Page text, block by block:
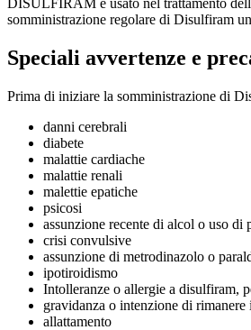
DISULFIRAM è usato nel trattamento
somministrazione regolare di Disulfiram
Speciali avvertenze e
Prima di iniziare la somministrazione di
danni cerebrali
diabete
malattie cardiache
malattie renali
malettie epatiche
psicosi
assunzione recente di alcol o uso di
crisi convulsive
assunzione di metrodinazolo o
ipotiroidismo
Intolleranze o allergie a disulfiram,
gravidanza o intenzione di rimanere
allattamento